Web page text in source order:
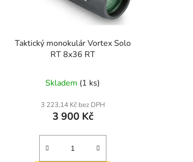
k
Taktický monokulár Vortex Solo
RT 8x36 RT
Skladem (1 ks)
3 223,14 Kč bez DPH
3 900 Kč